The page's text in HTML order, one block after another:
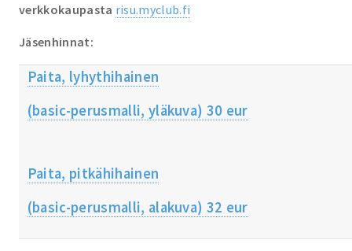
verkkokaupasta risu.myclub.fi
Jäsenhinnat:
Paita, lyhythihainen
(basic-perusmalli, yläkuva) 30 eur
Paita, pitkähihainen
(basic-perusmalli, alakuva) 32 eur